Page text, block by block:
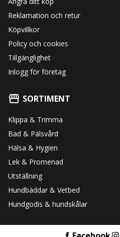
Reklamation och retur
Köpvillkor
Policy och cookies
Tillgänglighet
Inlogg för företag
SORTIMENT
Klippa & Trimma
Bad & Pälsvård
Hälsa & Hygien
Lek & Promenad
Utställning
Hundbäddar & Vetbed
Hundgodis & hundskålar